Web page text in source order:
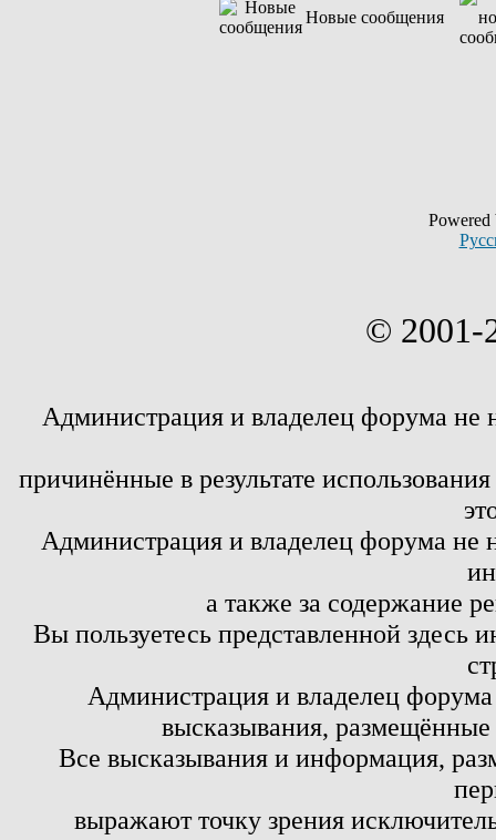
Новые сообщения
© 2001-
Администрация и владелец форума не
причинённые в результате
Администрация и владелец форума не
а также за содержание
Вы пользуетесь представленной здесь
Администрация и владелец
высказывания,
Все высказывания и информация,
выражают точку зрения